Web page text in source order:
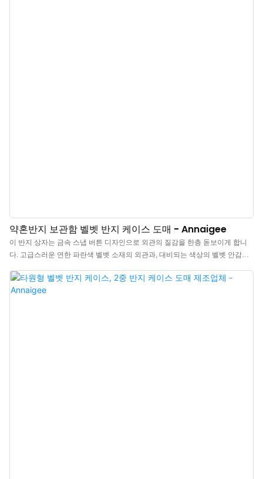
약혼반지 보관함 벨벳 반지 케이스 도매 - Annaigee
이 반지 상자는 금속 스냅 버튼 디자인으로 외관의 질감을 한층 돋보이게 합니
다. 고급스러운 연한 파란색 벨벳 소재의 외관과, 대비되는 색상의 벨벳 안감으
껑과 바닥 상자가 더해져 더욱 아름다운 디자인을 완성합니다. 반지 상자 판매
문의는 언제든지 환영합니다.